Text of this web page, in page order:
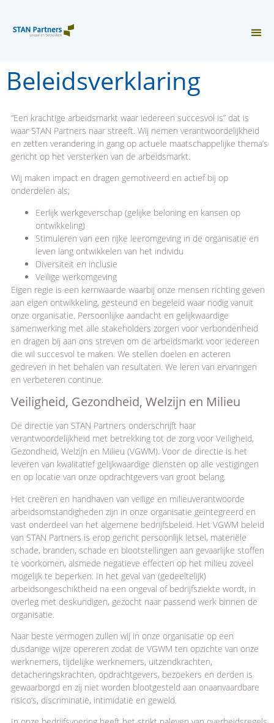
Beleidsverklaring
“Een krachtige arbeidsmarkt waar iedereen succesvol is” dat is
waar STAN Partners naar streeft. Wij nemen verantwoordelijkheid
en zetten verandering in gang op actuele maatschappelijke thema’s
gericht op het versterken van de arbeidsmarkt.
Wij maken impact en dragen gemotiveerd en actief bij op
onderdelen als;
Eerlijk werkgeverschap (gelijke beloning en kansen op
ontwikkeling)
Stimuleren van een rijke leeromgeving in de organisatie en
leven lang ontwikkelen van het individu
Diversiteit en inclusie
Veilige werkomgeving
Eigen regie is een kernwaarde waarbij onze mensen richting geven
aan eigen ontwikkeling, gesteund en begeleid waar nodig vanuit
onze organisatie. Persoonlijke aandacht en gelijkwaardige
samenwerking met alle stakeholders zorgen voor verbondenheid
en dragen bij aan ons streven om de arbeidsmarkt voor iedereen
die wil succesvol te maken. We stellen doelen en acteren
gedreven in het behalen van resultaten. We leren van ervaringen
en verbeteren continue.
Veiligheid, Gezondheid, Welzijn en Milieu
De directie van STAN Partners onderschrijft haar
verantwoordelijkheid met betrekking tot de zorg voor Veiligheid,
Gezondheid, Welzijn en Milieu (VGWM). Voor de directie is het
leveren van kwalitatief gelijkwaardige diensten op alle vestigingen
en op locatie van onze opdrachtgevers van groot belang.
Het creëren en handhaven van veilige en milieuverantwoorde
arbeidsomstandigheden zijn in onze organisatie geïntegreerd en
vast onderdeel van het algemene bedrijfsbeleid. Het VGWM beleid
van STAN Partners is erop gericht persoonlijk letsel, materiële
schade, branden, schade en blootstellingen aan gevaarlijke stoffen
te voorkomen, alsmede negatieve effecten op het milieu zoveel
mogelijk te beperken. In het geval van (gedeeltelijk)
arbeidsongeschiktheid na een ongeval of bedrijfsziekte wordt, in
overleg met deskundigen, gezocht naar passend werk binnen de
organisatie.
Naar beste vermogen zullen wij in onze organisatie op een
dusdanige wijze opereren zodat de VGWM ten opzichte van onze
werknemers, tijdelijke werknemers, uitzendkrachten,
detacheringskrachten, opdrachtgevers, bezoekers en derden is
gewaarborgd en zij niet worden blootgesteld aan onaanvaardbare
risico’s, discriminatie, intimidatie en geweld.